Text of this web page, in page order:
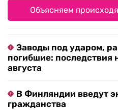
Объясняем
Заводы под ударом,
погибшие: последствия
августа
В Финляндии введут
гражданства